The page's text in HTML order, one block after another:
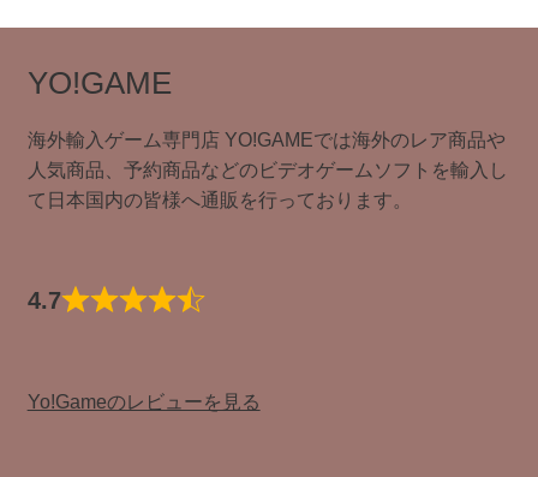
品
商
YO!GAME
海外輸入ゲーム専門店 YO!GAMEでは海外のレア商品や
人気商品、予約商品などのビデオゲームソフトを輸入し
て日本国内の皆様へ通販を行っております。
4.7
Yo!Gameのレビューを見る